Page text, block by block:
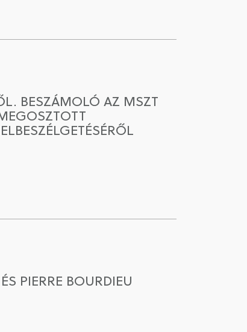
BESZÁMOLÓ AZ MSZT
PIERRE BOURDIEU